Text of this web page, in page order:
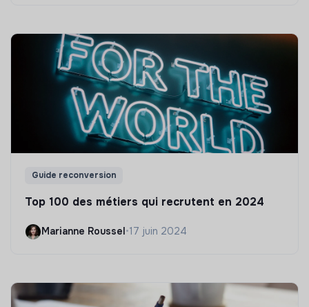
Guide reconversion
Top 100 des métiers qui recrutent en 2024
Marianne Roussel•17 juin 2024